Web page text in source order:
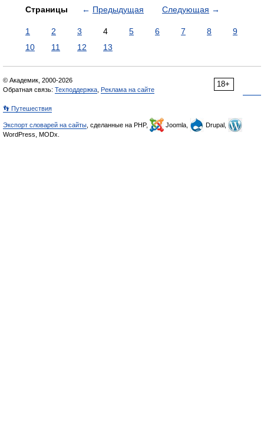
Страницы ← Предыдущая Следующая →
1 2 3 4 5 6 7 8
9
10
11 12 13
18+
© Академик, 2000-2026
Обратная связь: Техподдержка Реклама на сайте
👣 Путешествия
Экспорт словарей на сайты , сделанные на PHP, Joomla,
Drupal,
WordPress, MODx.